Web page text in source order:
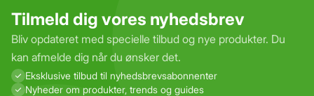
Tilmeld dig vores nyhedsbrev
Bliv opdateret med specielle tilbud og nye produkter. Du
kan afmelde dig når du ønsker det.
Eksklusive tilbud til nyhedsbrevs­abonnenter
Nyheder om produkter, trends og guides